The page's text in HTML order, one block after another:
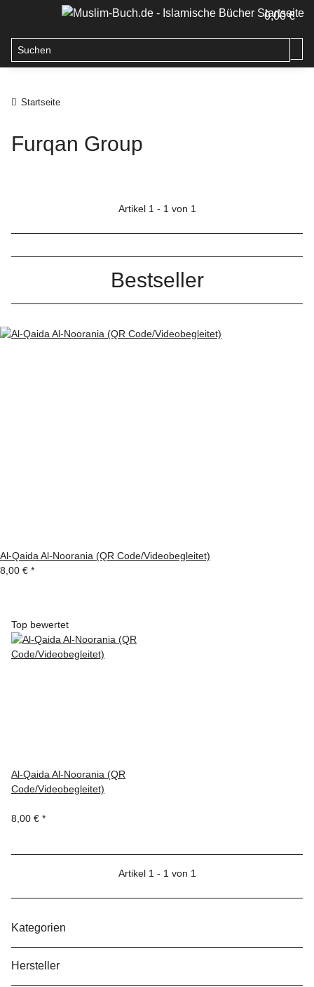
0,00 €
Startseite
Furqan Group
Artikel 1 - 1 von 1
Bestseller
Al-Qaida Al-Noorania (QR Code/Videobegleitet)
8,00 € *
Top bewertet
Al-Qaida Al-Noorania (QR
Code/Videobegleitet)
8,00 € *
Artikel 1 - 1 von 1
Kategorien
Hersteller